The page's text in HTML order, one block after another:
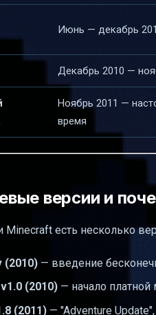
ключевых версий
Июнь — декабрь
Декабрь 2010 —
Ноябрь 2011 —
время
версии и
Minecraft есть несколько
(2010) — введение
(2010) — начало
(2011) — "Adventure